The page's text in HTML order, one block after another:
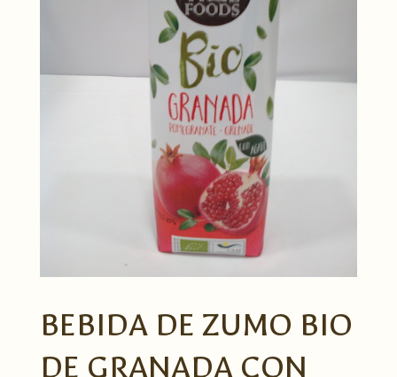
BEBIDA DE ZUMO BIO
DE GRANADA CON